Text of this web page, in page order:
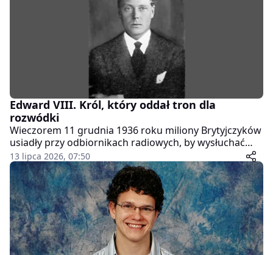
Edward VIII. Król, który oddał tron dla
rozwódki
Wieczorem 11 grudnia 1936 roku miliony Brytyjczyków
usiadły przy odbiornikach radiowych, by wysłuchać
człowieka, który jeszcze dzień wcześniej był ich królem.
Edward VIII przemówił krótko i bez ogródek.
Powiedział, że nie może dłużej wykonywać
obowiązków monarchy bez wsparcia i miłości kobiety,
którą kocha. Tak zakończyło się jedno z najkrótszych
panowań w historii brytyjskiej monarchii.
13 lipca 2026, 07:50